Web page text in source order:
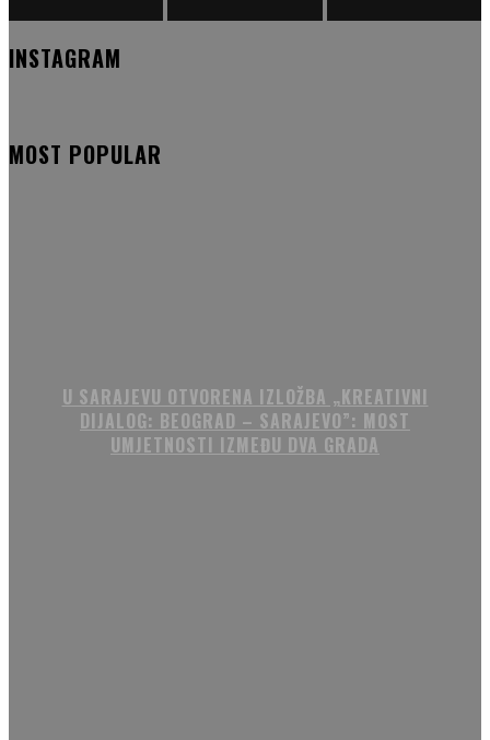
INSTAGRAM
MOST POPULAR
U SARAJEVU OTVORENA IZLOŽBA „KREATIVNI
DIJALOG: BEOGRAD – SARAJEVO”: MOST
UMJETNOSTI IZMEĐU DVA GRADA